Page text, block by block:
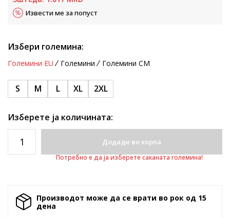
Извести ме за попуст
Избери големина:
Големини EU Големини Големини CM
S M L XL 2XL
Изберете ја количината:
Додади во корпа
Потребно е да ја изберете саканата големина!
Производот може да се врати во рок од 15
денa